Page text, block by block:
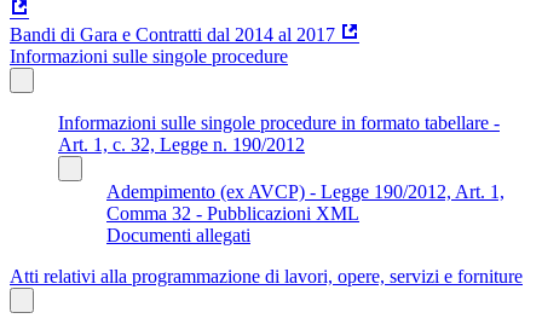
Bandi di Gara e Contratti dal 2014 al 2017
Informazioni sulle singole procedure
Informazioni sulle singole procedure in formato tabellare -
Art. 1, c. 32, Legge n. 190/2012
Adempimento (ex AVCP) - Legge 190/2012, Art. 1,
Comma 32 - Pubblicazioni XML
Documenti allegati
Atti relativi alla programmazione di lavori, opere, servizi e forniture